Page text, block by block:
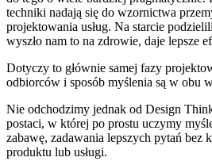
techniki nadają się do wzornictwa
projektowania usług. Na starcie
wyszło nam to na zdrowie, daje lepsze
Dotyczy to głównie samej fazy
odbiorców i sposób myślenia są w obu
Nie odchodzimy jednak od Design
postaci, w której po prostu uczymy
zabawę, zadawania lepszych pytań bez
produktu lub usługi.